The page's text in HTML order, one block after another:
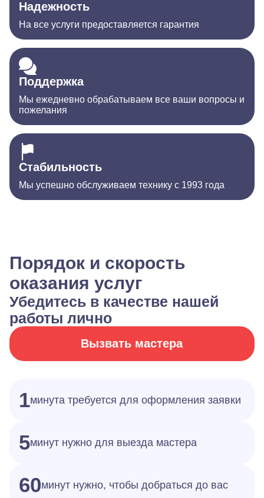
Надежность
На все услуги предоставляется гарантия
Поддержка
Мы ежедневно обрабатываем все ваши вопросы и
пожелания
Стабильность
Мы успешно обслуживаем технику с 1993 года
Порядок и скорость
оказания услуг
Убедитесь в качестве нашей
работы лично
Вызвать мастера
1минута требуется для оформления заявки
5минут нужно для выезда мастера
60минут нужно, чтобы добраться до вас